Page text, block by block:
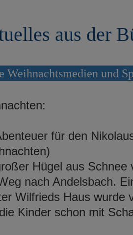
aus der
Weihnachtsmedien und
für den
Hügel aus
nach Andelsbach.
Wilfrieds Haus wurde
Kinder schon mit